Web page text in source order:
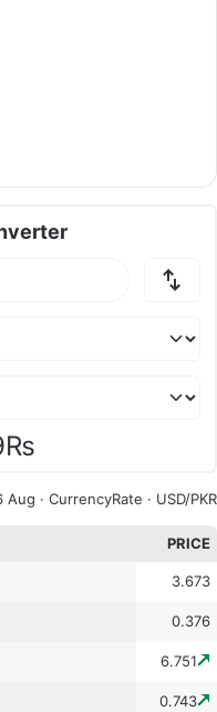
Aug · CurrencyRate · USD/PKR
PRICE
3.673
0.376
6.751
0.743